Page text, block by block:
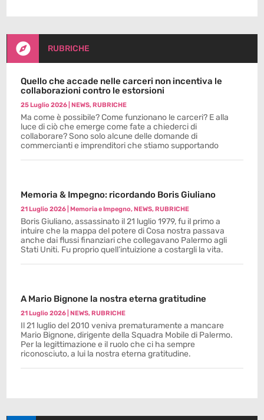
 RUBRICHE
Quello che accade nelle carceri non incentiva le
collaborazioni contro le estorsioni
25 Luglio 2026 |NEWS,RUBRICHE
Ma come è possibile? Come funzionano le carceri? E alla
luce di ciò che emerge come fate a chiederci di
collaborare? Sono solo alcune delle domande di
commercianti e imprenditori che stiamo supportando
Memoria & Impegno: ricordando Boris Giuliano
21 Luglio 2026 |Memoria e Impegno,NEWS,RUBRICHE
Boris Giuliano, assassinato il 21 luglio 1979, fu il primo a
intuire che la mappa del potere di Cosa nostra passava
anche dai flussi finanziari che collegavano Palermo agli
Stati Uniti. Fu proprio quell’intuizione a costargli la vita.
A Mario Bignone la nostra eterna gratitudine
21 Luglio 2026 |NEWS,RUBRICHE
Il 21 luglio del 2010 veniva prematuramente a mancare
Mario Bignone, dirigente della Squadra Mobile di Palermo.
Per la legittimazione e il ruolo che ci ha sempre
riconosciuto, a lui la nostra eterna gratitudine.